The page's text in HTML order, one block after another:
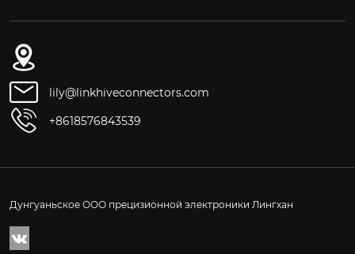
lily@linkhiveconnectors.com
+8618576843539
Дунгуаньское ООО прецизионной электроники Лингхан
